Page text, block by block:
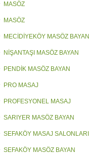
MASÖZ
MASÖZ
MECİDİYEKÖY MASÖZ BAYAN
NİŞANTAŞI MASÖZ BAYAN
PENDİK MASÖZ BAYAN
PRO MASAJ
PROFESYONEL MASAJ
SARIYER MASÖZ BAYAN
SEFAKÖY MASAJ SALONLARI
SEFAKÖY MASÖZ BAYAN